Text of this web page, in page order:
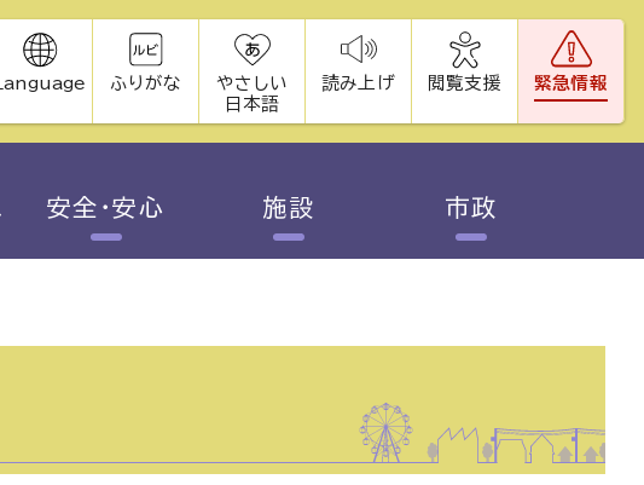
Language ふりがな
やさしい
日本語
読み上げ 閲覧支援 緊急情報
安全・安心 施設 市政